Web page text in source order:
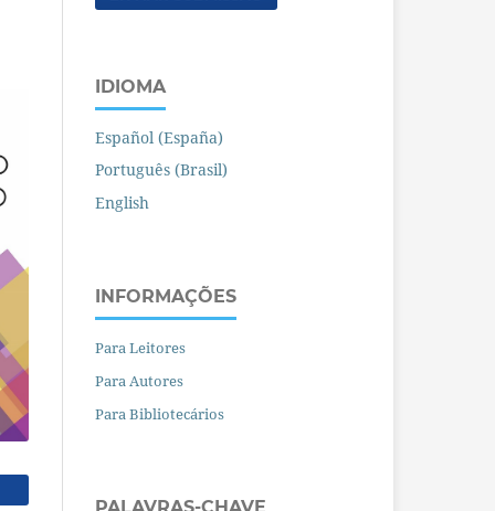
IDIOMA
Español (España)
Português (Brasil)
English
INFORMAÇÕES
Para Leitores
Para Autores
Para Bibliotecários